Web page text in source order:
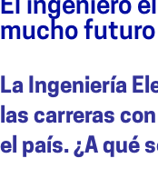
El ingeniero
mucho futuro
La Ingeniería
las carreras
el país. ¿A qué